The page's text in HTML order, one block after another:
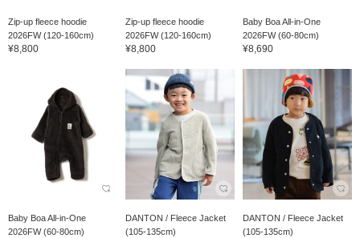
Zip-up fleece hoodie
2026FW (120-160cm)
¥8,800
Zip-up fleece hoodie
2026FW (120-160cm)
¥8,800
Baby Boa All-in-One
2026FW (60-80cm)
¥8,690
Baby Boa All-in-One
2026FW (60-80cm)
DANTON / Fleece Jacket
(105-135cm)
DANTON / Fleece Jacket
(105-135cm)